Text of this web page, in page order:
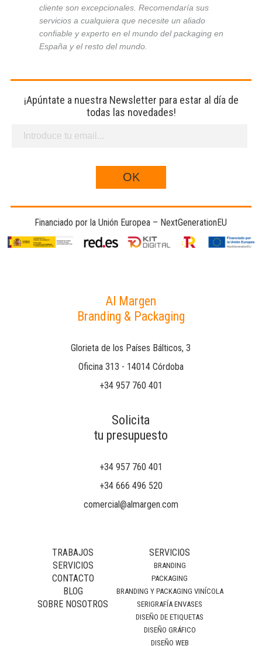
cliente son excepcionales. Recomendaría sus
servicios a cualquiera que necesite un aliado
confiable y experto en el mundo del packaging en
España y el resto del mundo.
¡Apúntate a nuestra Newsletter para estar al día de
todas las novedades!
Financiado por la Unión Europea – NextGenerationEU
Al Margen
Branding & Packaging
Glorieta de los Países Bálticos, 3
Oficina 313 - 14014 Córdoba
+34 957 760 401
Solicita
tu presupuesto
+34 957 760 401
+34 666 496 520
comercial@almargen.com
TRABAJOS
SERVICIOS
CONTACTO
BLOG
SOBRE NOSOTROS
SERVICIOS
BRANDING
PACKAGING
BRANDING Y PACKAGING VINÍCOLA
SERIGRAFÍA ENVASES
DISEÑO DE ETIQUETAS
DISEÑO GRÁFICO
DISEÑO WEB